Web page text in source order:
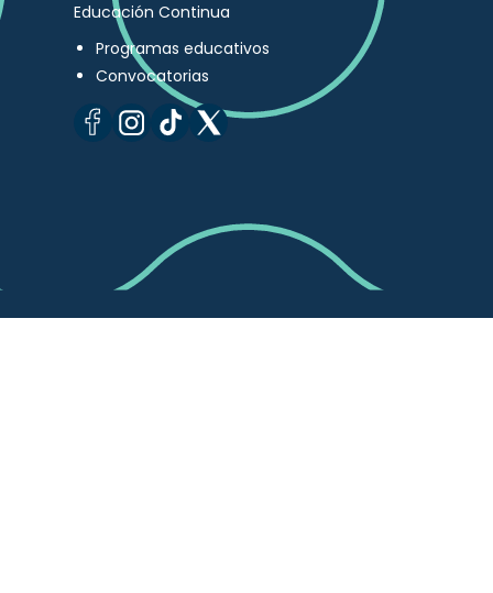
Educación Continua
Programas educativos
Convocatorias